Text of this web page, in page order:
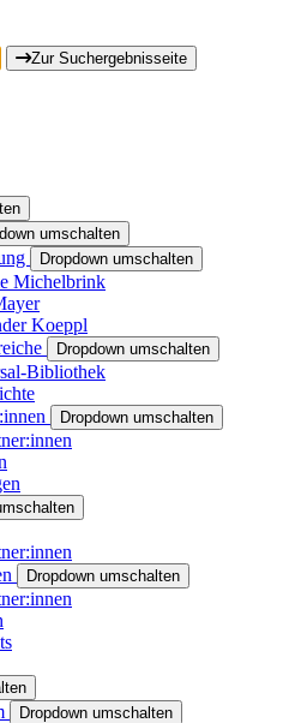
Zur Suchergebnisseite
umschalten
Dropdown umschalten
Michelbrink
Koeppl
Dropdown umschalten
Bibliothek
Dropdown umschalten
Dropdown umschalten
Dropdown umschalten